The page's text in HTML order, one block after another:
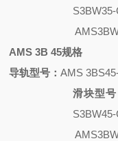
S3BW35-
AMS 3B 45规格
导轨型号：AMS
滑块型号
S3BW45-